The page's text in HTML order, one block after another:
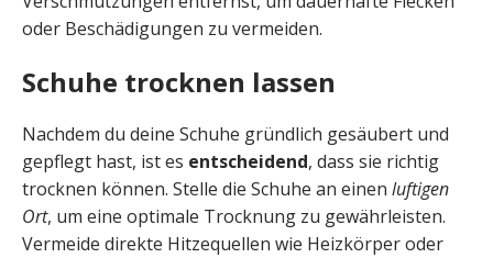
oder Beschädigungen zu vermeiden.
Schuhe trocknen lassen
Nachdem du deine Schuhe gründlich gesäubert und
gepflegt hast, ist es entscheidend, dass sie richtig
trocknen können. Stelle die Schuhe an einen luftigen
Ort, um eine optimale Trocknung zu gewährleisten.
Vermeide direkte Hitzequellen wie Heizkörper oder